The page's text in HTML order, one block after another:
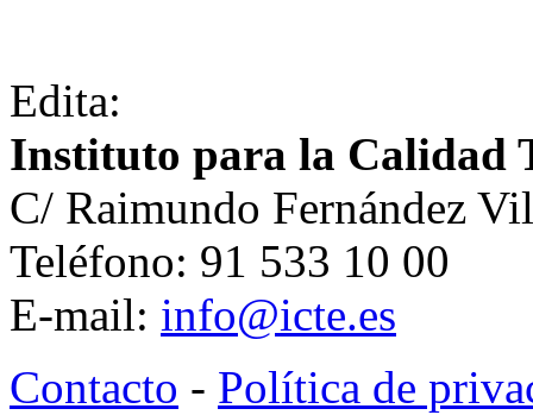
Edita:
Instituto para la Calidad
C/ Raimundo Fernández
Teléfono: 91 533 10 00
E-mail: info@icte.es
Contacto - Política de